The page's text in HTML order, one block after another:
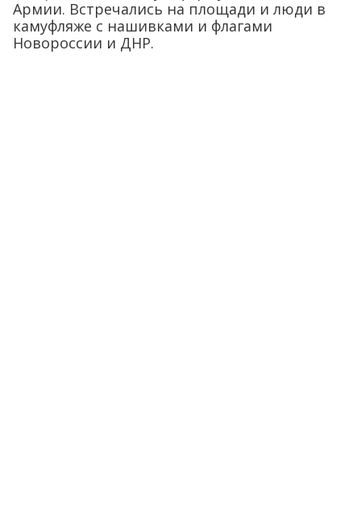
Армии. Встречались на площади и люди в
камуфляже с нашивками и флагами
Новороссии и ДНР.